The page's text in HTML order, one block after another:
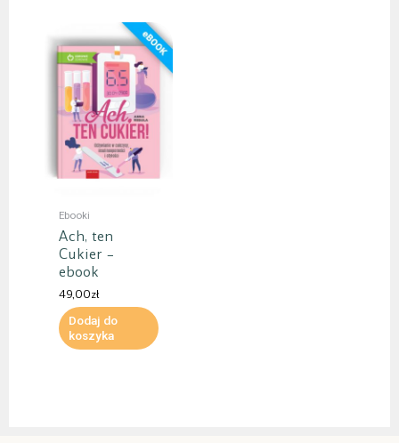
Ebooki
Ach, ten
Cukier –
ebook
49,00zł
Dodaj do
koszyka